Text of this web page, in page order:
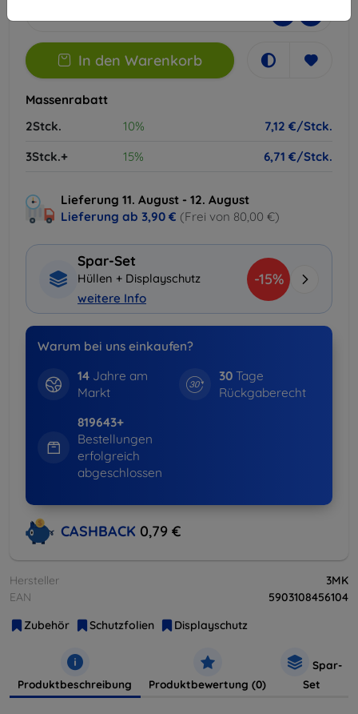
- +
In den Warenkorb
Massenrabatt
2Stck.
10%
7,12 €/Stck.
3Stck.+
15% 6,71 €/Stck.
Lieferung 11. August - 12. August
Lieferung ab 3,90 € (Frei von 80,00 €)
Spar-Set
Hüllen + Displayschutz
weitere Info
-15%
Warum bei uns einkaufen?
14Jahre am
Markt
30 Tage
Rückgaberecht
819643+
Bestellungen
erfolgreich
abgeschlossen
CASHBACK 0,79 €
Hersteller
3MK
EAN
5903108456104
Zubehör
Schutzfolien Displayschutz
Produktbeschreibung Produktbewertung (0)
Spar-
Set